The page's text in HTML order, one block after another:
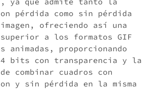
pérdida como sin pérdida
ofreciendo así una
a los formatos GIF
animadas, proporcionando
bits con transparencia y la
combinar cuadros con
y sin pérdida en la misma